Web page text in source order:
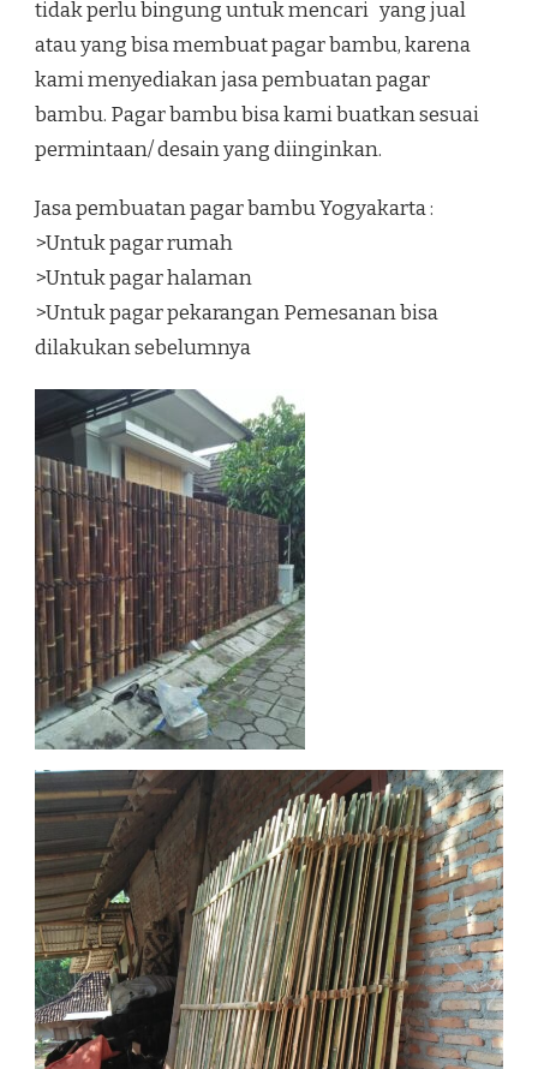
tidak perlu bingung untuk mencari yang jual
atau yang bisa membuat pagar bambu, karena
kami menyediakan jasa pembuatan pagar
bambu. Pagar bambu bisa kami buatkan sesuai
permintaan/ desain yang diinginkan.
Jasa pembuatan pagar bambu Yogyakarta :
>Untuk pagar rumah
>Untuk pagar halaman
>Untuk pagar pekarangan Pemesanan bisa
dilakukan sebelumnya